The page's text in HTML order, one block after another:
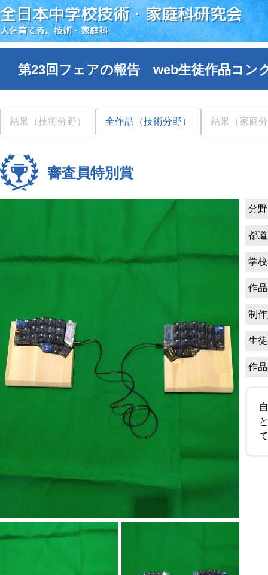
全日本中学校技術・家庭科研究会
人を育てる、技術・家庭科
第23回フェアの報告 web生徒作品コン
結果（技術分野） 全作品（技術分野） 結果（家庭
審査員特別賞
分
都
学
作
制
生
作